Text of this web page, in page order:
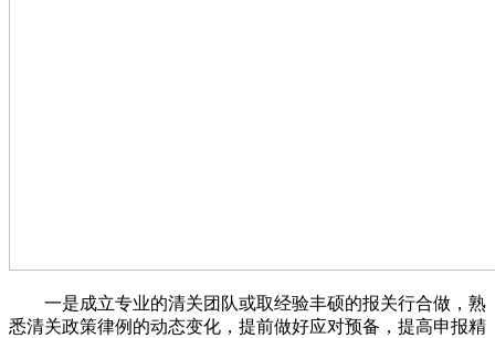
一是成立专业的清关团队或取经验丰硕的报关行合做，熟
悉清关政策律例的动态变化，提前做好应对预备，提高申报精